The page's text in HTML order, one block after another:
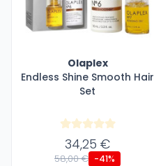
Olaplex
Endless Shine Smooth Hair
Set
34,25 €
58,00 € -41%